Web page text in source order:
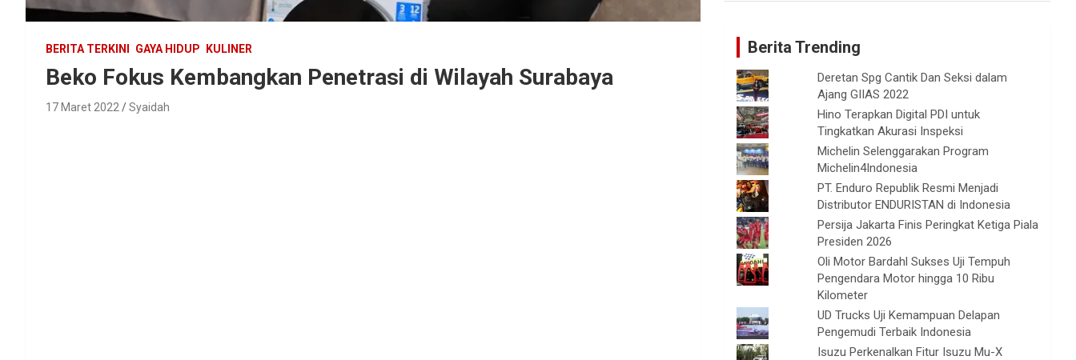
BERITA TERKINI GAYA HIDUP KULINER
Beko Fokus Kembangkan Penetrasi di Wilayah Surabaya
17 Maret 2022 Syaidah
Berita Trending
Deretan Spg Cantik Dan Seksi dalam
Ajang GIIAS 2022
Hino Terapkan Digital PDI untuk
Tingkatkan Akurasi Inspeksi
Michelin Selenggarakan Program
Michelin4Indonesia
PT. Enduro Republik Resmi Menjadi
Distributor ENDURISTAN di Indonesia
Persija Jakarta Finis Peringkat Ketiga Piala
Presiden 2026
Oli Motor Bardahl Sukses Uji Tempuh
Pengendara Motor hingga 10 Ribu
Kilometer
UD Trucks Uji Kemampuan Delapan
Pengemudi Terbaik Indonesia
Isuzu Perkenalkan Fitur Isuzu Mu-X